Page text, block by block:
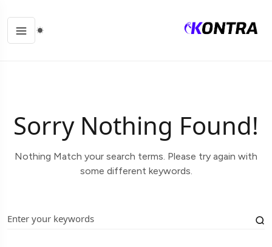
Sorry Nothing Found!
Nothing Match your search terms. Please try again with
some different keywords.